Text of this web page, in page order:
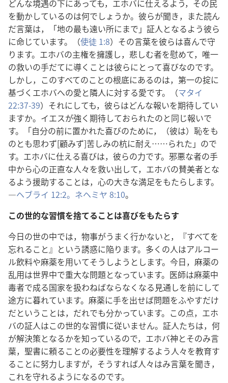
どんな境遇の下にあっても，エホバに仕えるよう，その民
を動かしているのは何でしょうか。彼らが聞き，また読ん
だ言葉は，「地の最も遠い所にまで」証人となるよう彼ら
に命じています。（使徒 1:8）その言葉を彼らは喜んで守
ります。エホバの主権を擁護し，悲しむ者を慰めて，唯一
の救いの手だてに導くことは彼らにとって喜びなのです。
しかし，このすべてのことの根底にあるのは，第一の掟に
基づくエホバへの愛と隣人に対する愛です。（マタイ
22:37-39）それにしても，彼らはどんな報いを期待してい
ますか。イエスが強く期待しておられたのと同じ報いで
す。「自分の前に置かれた喜びのために，（彼は）恥をも
のとも思わず[顧みず]苦しみの杭に耐え……られた」ので
す。エホバに仕える喜びは，彼らの力です。邪悪な者の手
中から心の正直な人々を救い出して，エホバの賛美者とな
るよう援助することは，心の大きな満足をもたらします。
―ヘブライ 12:2。 ネヘミヤ 8:10。
この世的な習慣を捨てることは喜びをもたらす
今日の世の中では，物事がうまく行かないと，『すべてを
忘れること』という誘惑に陥ります。多くの人はアルコー
ル飲料や麻薬を用いてそうしようとします。今日，麻薬の
乱用は世界中で重大な問題となっています。医師は麻薬中
毒者で成る国家を扱わねばならなくなる見通しを前にして
途方に暮れています。麻薬に手を出せば問題をふやすだけ
だということは，だれでも分かっています。この点，エホ
バの証人はこの世的な習慣に従いません。証人たちは，何
が解決策となるかを知っているので，エホバ神とそのみ言
葉，聖書に頼ることの必要性を理解するよう人々を教育す
ることに努力しますが，そうすれば人々はみ言葉を聞き，
これを守れるようになるのです。